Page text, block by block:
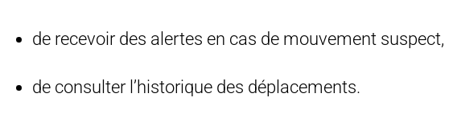
de recevoir des alertes en cas de mouvement suspect,
de consulter l’historique des déplacements.